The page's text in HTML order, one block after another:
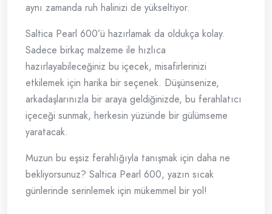
aynı zamanda ruh halinizi de yükseltiyor.
Saltica Pearl 600’ü hazırlamak da oldukça kolay.
Sadece birkaç malzeme ile hızlıca
hazırlayabileceğiniz bu içecek, misafirlerinizi
etkilemek için harika bir seçenek. Düşünsenize,
arkadaşlarınızla bir araya geldiğinizde, bu ferahlatıcı
içeceği sunmak, herkesin yüzünde bir gülümseme
yaratacak.
Muzun bu eşsiz ferahlığıyla tanışmak için daha ne
bekliyorsunuz? Saltica Pearl 600, yazın sıcak
günlerinde serinlemek için mükemmel bir yol!